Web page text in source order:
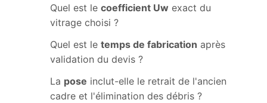
Quel est le coefficient Uw exact du
vitrage choisi ?
Quel est le temps de fabrication après
validation du devis ?
La pose inclut-elle le retrait de l'ancien
cadre et l'élimination des débris ?